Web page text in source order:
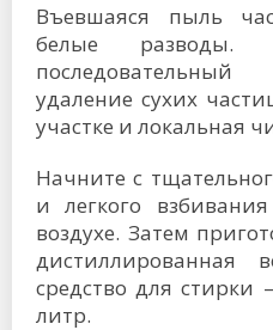
Въевшаяся пыль
белые разводы.
удаление сухих
участке и локальная
Начните с
и легкого
воздухе. Затем
дистиллированная
средство для стирки
литр.